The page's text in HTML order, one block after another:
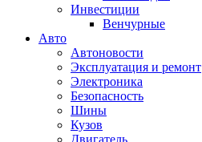
Инвестиции
Венчурные
Авто
Автоновости
Эксплуатация и ремонт
Электроника
Безопасность
Шины
Кузов
Двигатель